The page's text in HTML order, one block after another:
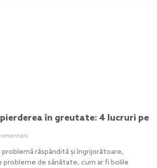
în greutate: 4 lucruri pe
răspândită și îngrijorătoare,
probleme de sănătate, cum ar fi bolile